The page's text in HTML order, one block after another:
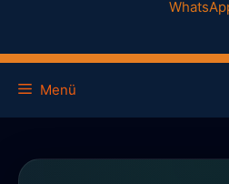
Menü